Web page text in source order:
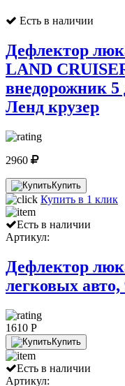
Есть в наличии
Дефлектор
LAND
внедорожник
Ленд крузер
2960
Купить
Купить в 1 клик
Есть в наличии
Артикул:
Дефлектор
легковых
1610 P
Купить
Есть в наличии
Артикул: